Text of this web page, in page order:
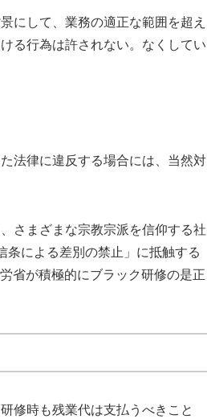
にして、業務の適正な範囲を超え
る行為は許されない。なくしてい
法律に違反する場合には、当然対
さまざまな宗教宗派を信仰する社
条による差別の禁止」に抵触する
省が積極的にブラック研修の是正
修時も残業代は支払うべきこと